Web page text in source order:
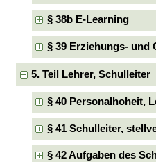
§ 38b E-Learning
§ 39 Erziehungs- und
5. Teil Lehrer, Schulleiter
§ 40 Personalhoheit,
§ 41 Schulleiter,
§ 42 Aufgaben des